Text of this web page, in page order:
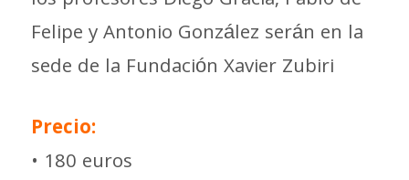
Felipe y Antonio González serán en la
sede de la Fundación Xavier Zubiri
Precio:
• 180 euros